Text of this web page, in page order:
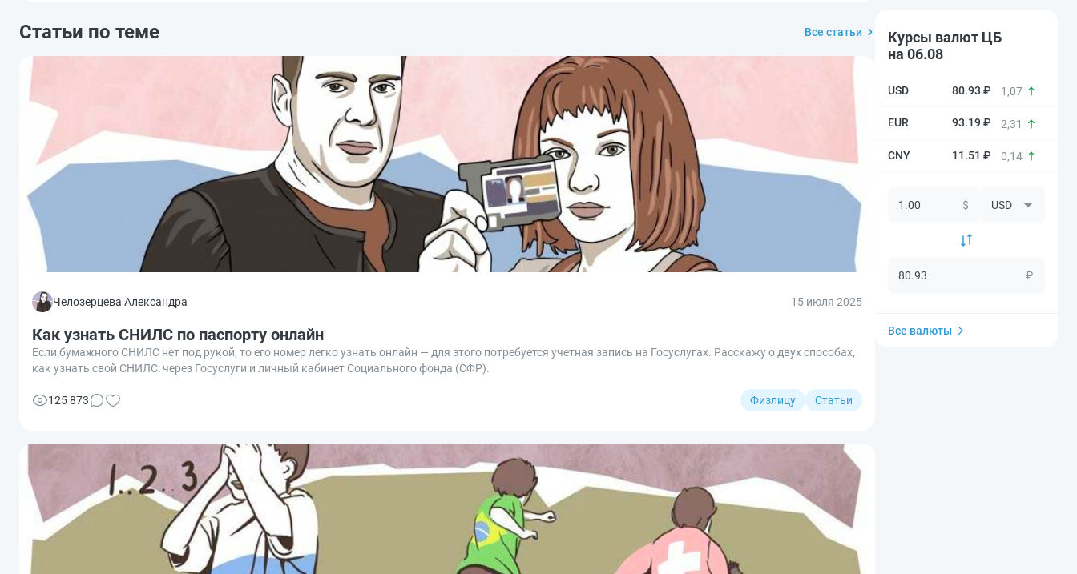
Статьи по теме Все статьи
Челозерцева Александра 15 июля 2025
Как узнать СНИЛС по паспорту онлайн
Если бумажного СНИЛС нет под рукой, то его номер легко узнать онлайн — для этого потребуется учетная запись на Госуслугах. Расскажу о двух способах,
как узнать свой СНИЛС: через Госуслуги и личный кабинет Социального фонда (СФР).
Физлицу Статьи
125 873
Курсы валют ЦБ
на 06.08
80.93 ₽ 1,07
93.19 ₽ 2,31
11.51 ₽ 0,14
$
₽
Все валюты